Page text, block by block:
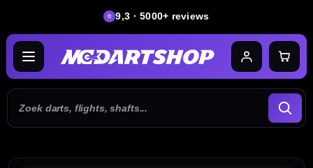
9,3 · 5000+ reviews